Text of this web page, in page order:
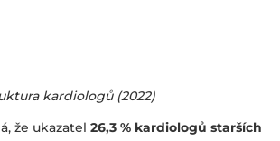
kardiologů (2022)
že ukazatel 26,3 % kardiologů starších